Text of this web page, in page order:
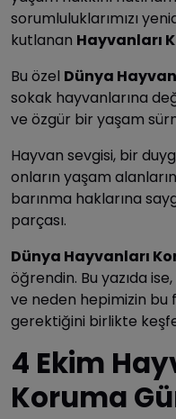
sorumluluklarımızı
kutlanan Hayvanları
Bu özel Dünya
sokak hayvanlarına
ve özgür bir yaşam
Hayvan sevgisi, bir
onların yaşam
barınma haklarına
parçası.
Dünya Hayvanları
öğrendin. Bu yazıda
ve neden hepimizin bu
gerektiğini birlikte
4 Ekim
Koruma